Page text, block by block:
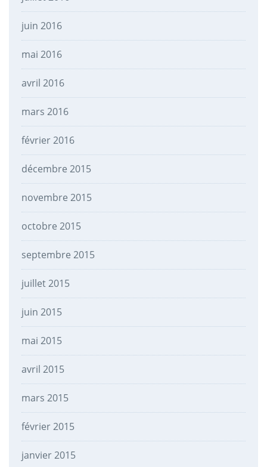
juin 2016
mai 2016
avril 2016
mars 2016
février 2016
décembre 2015
novembre 2015
octobre 2015
septembre 2015
juillet 2015
juin 2015
mai 2015
avril 2015
mars 2015
février 2015
janvier 2015